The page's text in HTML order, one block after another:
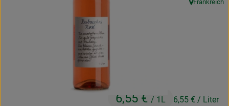
6,55 € / 1L 6,55 € / Liter
, Herkunft:
Frankreich